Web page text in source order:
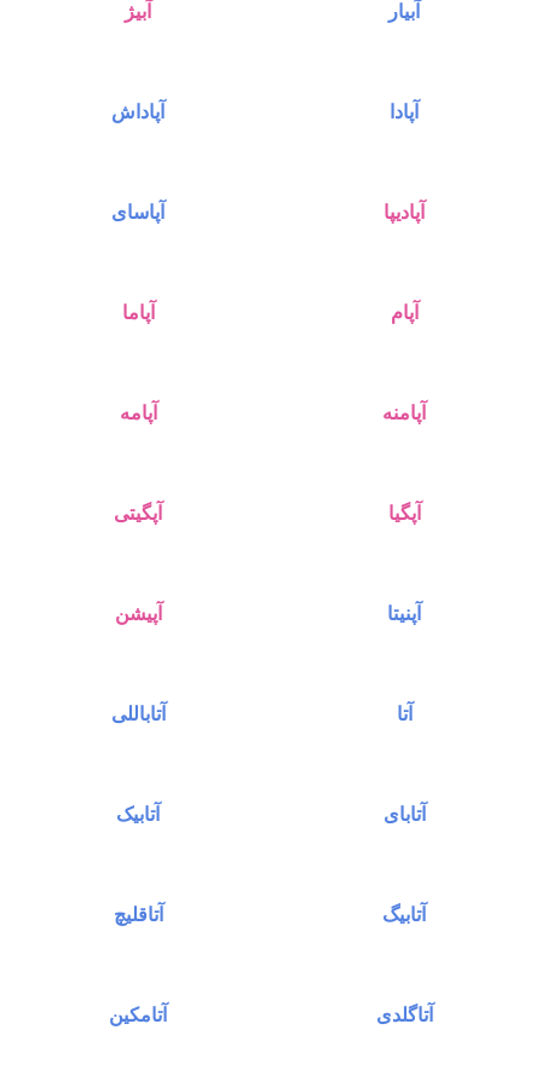
آبیار آبیژ
آپادا آپاداش
آپادیپا آپاسای
آپام آپاما
آپامنه آپامه
آپگیا آپگیتی
آپنیتا آپیشن
آتا آتاباللی
آتابای آتابیک
آتابیگ آتاقلیچ
آتاگلدی آتامکین